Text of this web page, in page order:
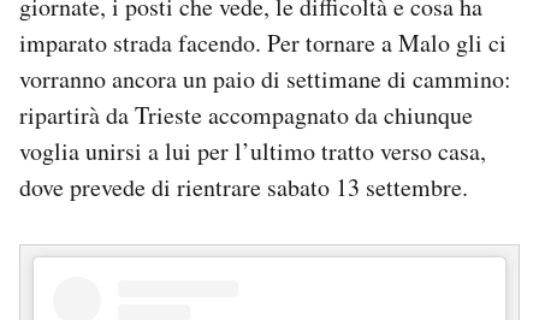
giornate, i posti che vede, le difficoltà e cosa ha
imparato strada facendo. Per tornare a Malo gli ci
vorranno ancora un paio di settimane di cammino:
ripartirà da Trieste accompagnato da chiunque
voglia unirsi a lui per l’ultimo tratto verso casa,
dove prevede di rientrare sabato 13 settembre.